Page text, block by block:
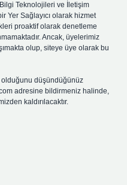
Teknolojileri ve İletişim
Yer Sağlayıcı olarak hizmet
proaktif olarak denetleme
Ancak, üyelerimiz
olup, siteye üye olarak bu
olduğunu düşündüğünüz
adresine bildirmeniz halinde,
kaldırılacaktır.